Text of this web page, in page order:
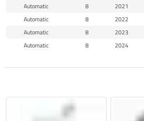
2021
8
Automatic
2022
8
Automatic
2023
8
Automatic
2024
8
Automatic